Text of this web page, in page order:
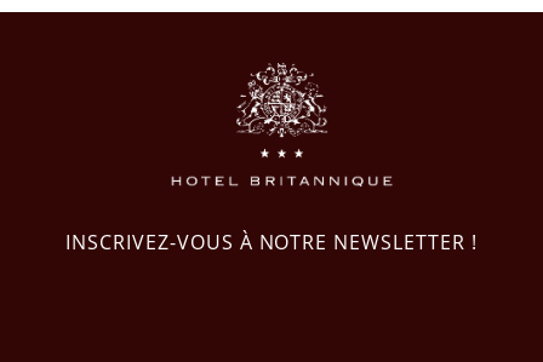
INSCRIVEZ-VOUS À NOTRE NEWSLETTER !